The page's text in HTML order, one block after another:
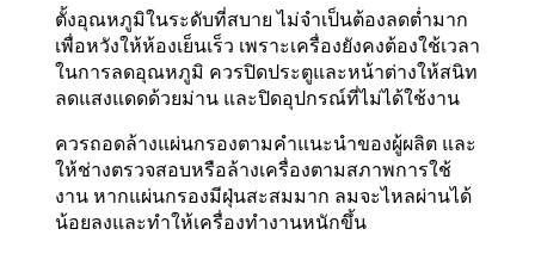
ตั้งอุณหภูมิในระดับที่สบาย ไม่จำเป็นต้องลดต่ำมาก
เพื่อหวังให้ห้องเย็นเร็ว เพราะเครื่องยังคงต้องใช้เวลา
ในการลดอุณหภูมิ ควรปิดประตูและหน้าต่างให้สนิท
ลดแสงแดดด้วยม่าน และปิดอุปกรณ์ที่ไม่ได้ใช้งาน
ควรถอดล้างแผ่นกรองตามคำแนะนำของผู้ผลิต และ
ให้ช่างตรวจสอบหรือล้างเครื่องตามสภาพการใช้
งาน หากแผ่นกรองมีฝุ่นสะสมมาก ลมจะไหลผ่านได้
น้อยลงและทำให้เครื่องทำงานหนักขึ้น